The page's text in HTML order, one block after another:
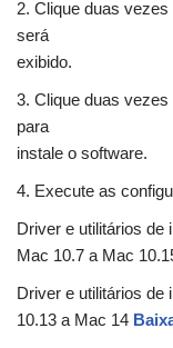
2. Clique duas
será
exibido.
3. Clique duas vezes
para
instale o software.
4. Execute as
Driver e utilitários de
Mac 10.7 a Mac
Driver e utilitários de
10.13 a Mac 14